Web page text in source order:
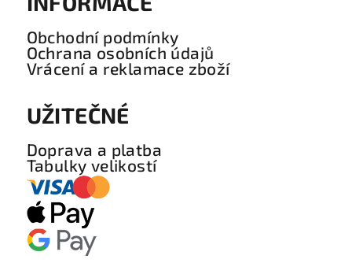
Obchodní podmínky
Ochrana osobních údajů
Vrácení a reklamace zboží
UŽITEČNÉ
Doprava a platba
Tabulky velikostí